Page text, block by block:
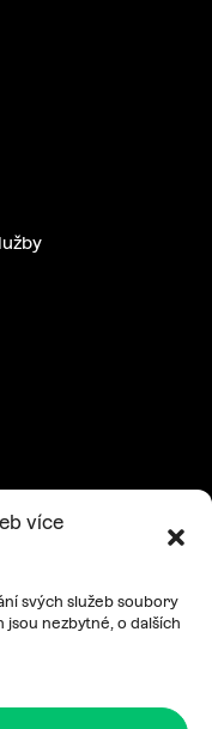
více
svých služeb soubory
nezbytné, o dalších